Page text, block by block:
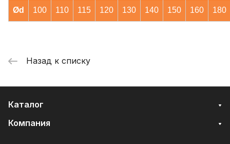
Ød 100 110 115 120 130 140 150 160 180
Назад к списку
Каталог
Компания